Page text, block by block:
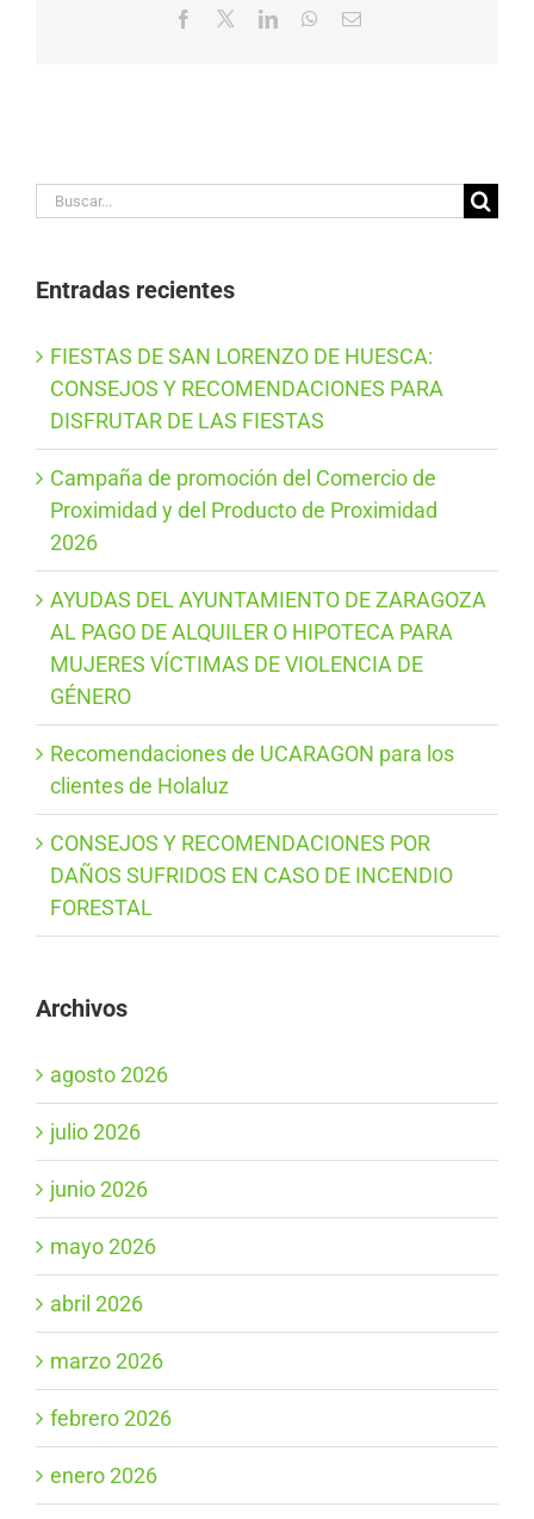
Facebook LinkedInWhatsApp
Correo
Buscar:
Entradas recientes
FIESTAS DE SAN LORENZO DE HUESCA:
CONSEJOS Y RECOMENDACIONES PARA
DISFRUTAR DE LAS FIESTAS
Campaña de promoción del Comercio de
Proximidad y del Producto de Proximidad
2026
AYUDAS DEL AYUNTAMIENTO DE ZARAGOZA
AL PAGO DE ALQUILER O HIPOTECA PARA
MUJERES VÍCTIMAS DE VIOLENCIA DE
GÉNERO
Recomendaciones de UCARAGON para los
clientes de Holaluz
CONSEJOS Y RECOMENDACIONES POR
DAÑOS SUFRIDOS EN CASO DE INCENDIO
FORESTAL
Archivos
agosto 2026
julio 2026
junio 2026
mayo 2026
abril 2026
marzo 2026
febrero 2026
enero 2026